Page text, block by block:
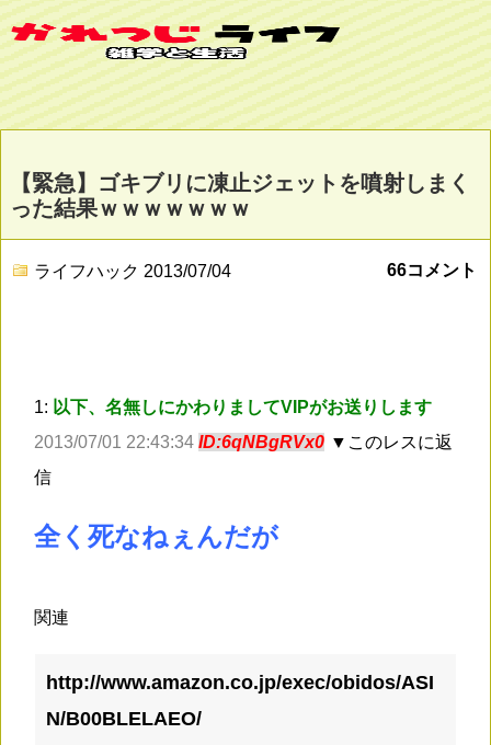
【緊急】ゴキブリに凍止ジェットを噴射しまく
った結果ｗｗｗｗｗｗｗ
ライフハック 2013/07/04 66コメント
1: 以下、名無しにかわりましてVIPがお送りします
2013/07/01 22:43:34 ID:6qNBgRVx0 ▼このレスに返
信
全く死なねぇんだが
関連
http://www.amazon.co.jp/exec/obidos/ASI
N/B00BLELAEO/